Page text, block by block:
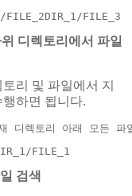
FILE_3
디렉토리에서 파일
리 및 파일에서 지
하면 됩니다.
토리 아래 모든 파
FILE_1
검색